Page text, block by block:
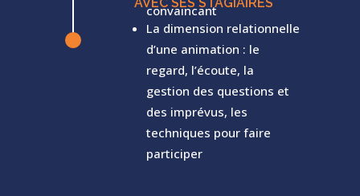
convaincant
^
AVEC SES STAGIAIRES
La dimension relationnelle
d’une animation : le
regard, l’écoute, la
gestion des questions et
des imprévus, les
techniques pour faire
participer